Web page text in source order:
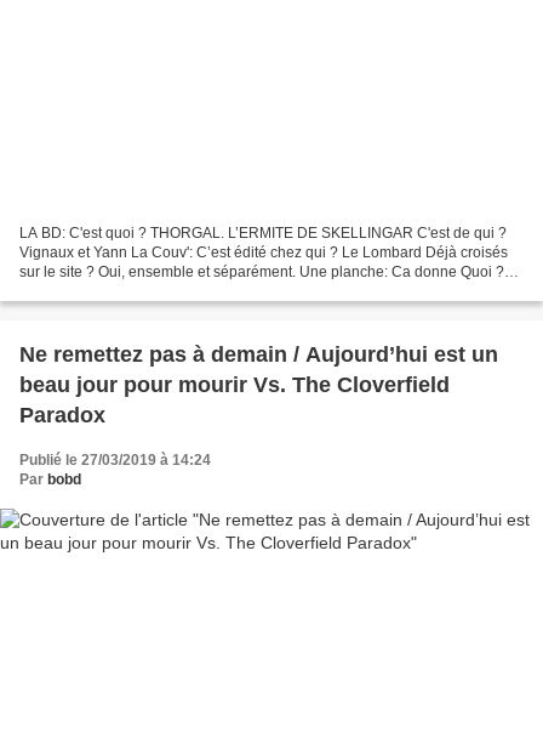
LA BD: C'est quoi ? THORGAL. L’ERMITE DE SKELLINGAR C'est de qui ?
Vignaux et Yann La Couv': C’est édité chez qui ? Le Lombard Déjà croisés
sur le site ? Oui, ensemble et séparément. Une planche: Ca donne Quoi ?
Ne remettez pas à demain / Aujourd’hui est un
beau jour pour mourir Vs. The Cloverfield
Paradox
Publié le 27/03/2019 à 14:24
Par bobd